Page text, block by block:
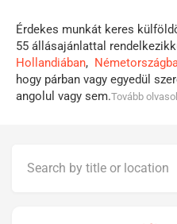
Érdekes munkát keres
55 állásajánlattal
Hollandiában,
hogy párban vagy egyedül
angolul vagy sem.Tovább